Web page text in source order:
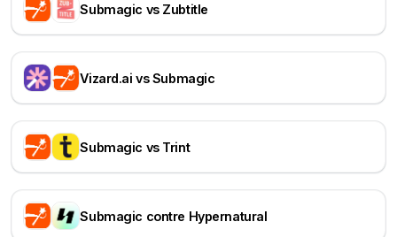
Submagic vs Zubtitle
Vizard.ai vs Submagic
Submagic vs Trint
Submagic contre Hypernatural